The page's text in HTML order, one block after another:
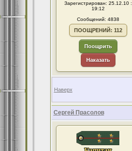
Зарегистрирован: 25.12.10 :
19:12
Сообщений: 4838
ПООЩРЕНИЙ: 112
Поощрить
Наказать
Наверх
Сергей Прасолов